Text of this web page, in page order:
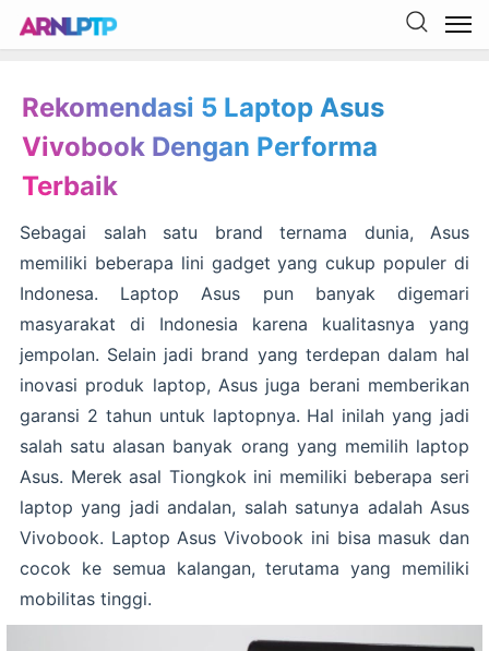
Rekomendasi 5 Laptop Asus
Vivobook Dengan Performa
Terbaik
Sebagai salah satu brand ternama dunia, Asus
memiliki beberapa lini gadget yang cukup populer di
Indonesa. Laptop Asus pun banyak digemari
masyarakat di Indonesia karena kualitasnya yang
jempolan. Selain jadi brand yang terdepan dalam hal
inovasi produk laptop, Asus juga berani memberikan
garansi 2 tahun untuk laptopnya. Hal inilah yang jadi
salah satu alasan banyak orang yang memilih laptop
Asus. Merek asal Tiongkok ini memiliki beberapa seri
laptop yang jadi andalan, salah satunya adalah Asus
Vivobook. Laptop Asus Vivobook ini bisa masuk dan
cocok ke semua kalangan, terutama yang memiliki
mobilitas tinggi.